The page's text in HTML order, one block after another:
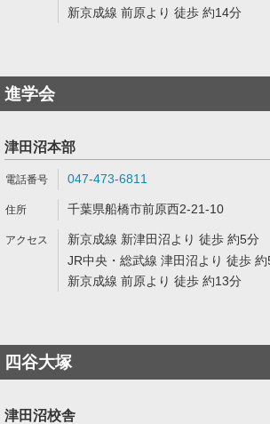
新京成線 前原より 徒歩 約14分
進学会
津田沼本部
047-473-6811
千葉県船橋市前原西2-21-10
新京成線 新津田沼より 徒歩 約5分
JR中央・総武線 津田沼より 徒歩 約
新京成線 前原より 徒歩 約13分
四谷大塚
津田沼校舎